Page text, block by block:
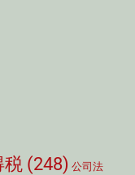
税 (248) 公司法